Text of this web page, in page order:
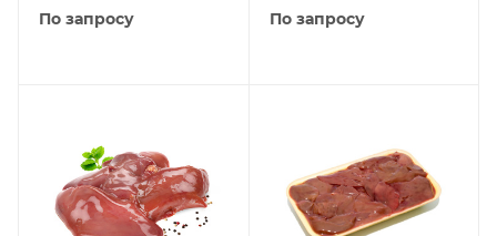
По запросу По запросу